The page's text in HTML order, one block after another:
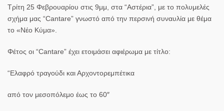
Τρίτη 25 Φεβρουαρίου στις 9μμ, στα “Αστέρια”, με το πολυμελές
σχήμα μας “Cantare” γνωστό από την περσινή συναυλία με θέμα
το «Νέο Κύμα».
Φέτος οι “Cantare” έχει ετοιμάσει αφιέρωμα με τίτλο:
“Ελαφρό τραγούδι καιΑρχοντορεμπέτικα
από τον μεσοπόλεμο έως το 60″